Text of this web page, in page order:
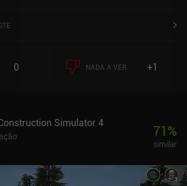
0 NADA A VER +1
Simulator 4 71%
similar